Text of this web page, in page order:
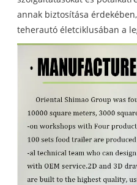
annak biztosítása
teherautó életciklusában a